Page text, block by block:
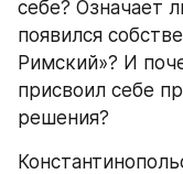
себе? Означает
появился
Римский»? И
присвоил себе
решения?